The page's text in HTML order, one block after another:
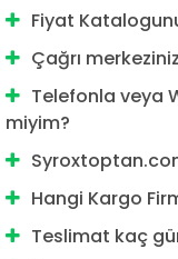
Fiyat
Çağrı
Telefonla veya
miyim?
Hangi Kargo
Teslimat kaç